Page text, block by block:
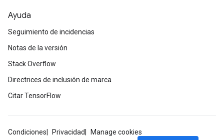
Ayuda
Seguimiento de incidencias
Notas de la versión
Stack Overflow
Directrices de inclusión de marca
Citar TensorFlow
Condiciones Privacidad
Manage cookies